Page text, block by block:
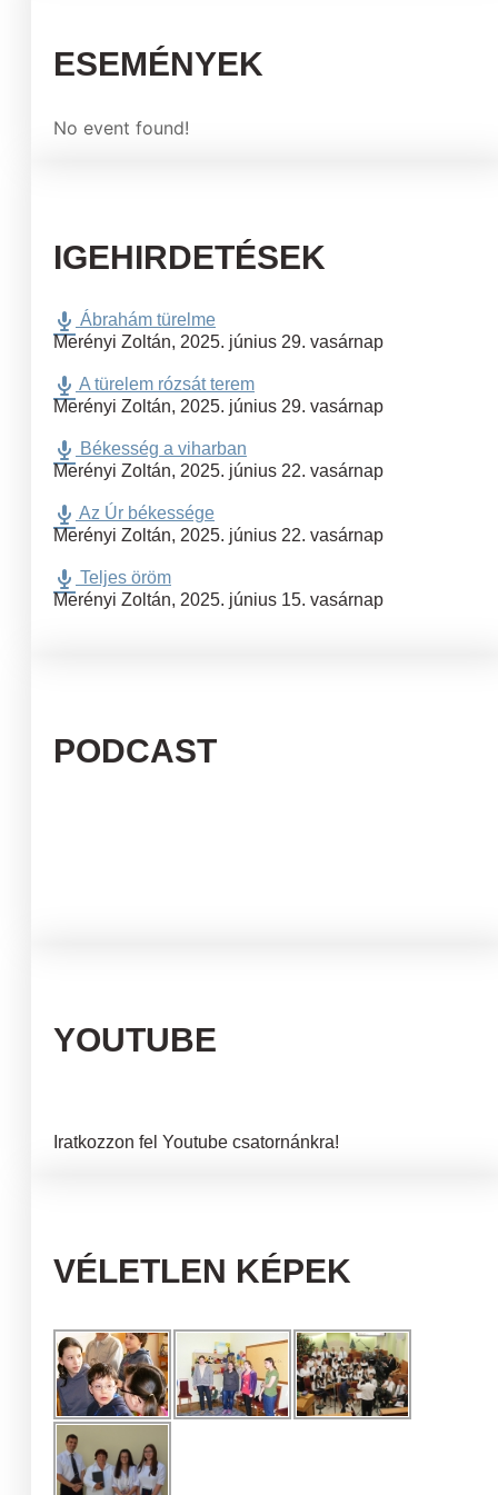
ESEMÉNYEK
No event found!
IGEHIRDETÉSEK
Ábrahám türelme
Merényi Zoltán, 2025. június 29. vasárnap
A türelem rózsát terem
Merényi Zoltán, 2025. június 29. vasárnap
Békesség a viharban
Merényi Zoltán, 2025. június 22. vasárnap
Az Úr békessége
Merényi Zoltán, 2025. június 22. vasárnap
Teljes öröm
Merényi Zoltán, 2025. június 15. vasárnap
PODCAST
YOUTUBE
Iratkozzon fel Youtube csatornánkra!
VÉLETLEN KÉPEK